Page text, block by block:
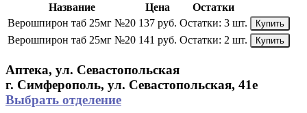
Название Цена
Остатки
Верошпирон таб 25мг №20 137 руб. Остатки: 3 шт. Купить
Верошпирон таб 25мг №20 141 руб. Остатки: 2 шт. Купить
Аптека, ул. Севастопольская
г. Симферополь, ул. Севастопольская, 41е
Выбрать отделение